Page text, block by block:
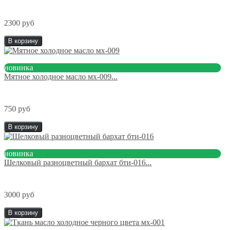
2300 руб
В корзину
новинка
Мятное холодное масло мх-009...
750 руб
В корзину
новинка
Шелковый разноцветный бархат бти-016...
3000 руб
В корзину